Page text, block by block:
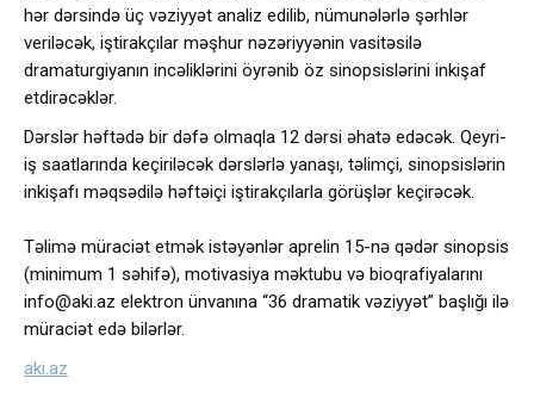
hər dərsində üç vəziyyət analiz edilib, nümunələrlə şərhlər
veriləcək, iştirakçılar məşhur nəzəriyyənin vasitəsilə
dramaturgiyanın incəliklərini öyrənib öz sinopsislərini inkişaf
etdirəcəklər.
Dərslər həftədə bir dəfə olmaqla 12 dərsi əhatə edəcək. Qeyri-
iş saatlarında keçiriləcək dərslərlə yanaşı, təlimçi, sinopsislərin
inkişafı məqsədilə həftəiçi iştirakçılarla görüşlər keçirəcək.
Təlimə müraciət etmək istəyənlər aprelin 15-nə qədər sinopsis
(minimum 1 səhifə), motivasiya məktubu və bioqrafiyalarını
info@aki.az elektron ünvanına “36 dramatik vəziyyət” başlığı ilə
müraciət edə bilərlər.
aki.az